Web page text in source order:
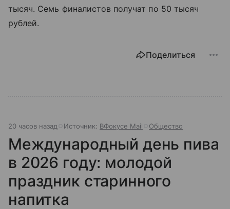
тысяч. Семь финалистов получат по 50 тысяч
рублей.
Поделиться
20 часов назад Источник: ВФокусе Mail Общество
Международный день пива
в 2026 году: молодой
праздник старинного
напитка